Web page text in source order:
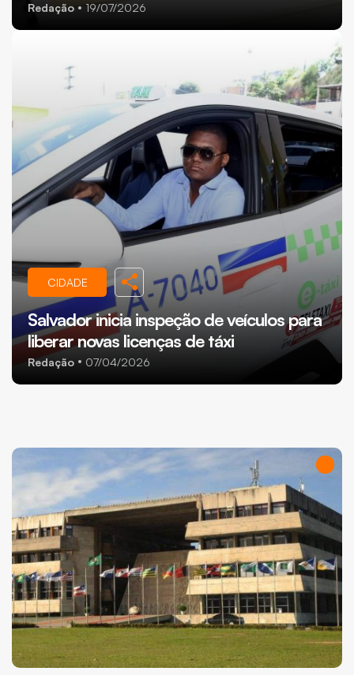
Redação 19/07/2026
CIDADE
Salvador inicia inspeção de veículos para
liberar novas licenças de táxi
Redação 07/04/2026